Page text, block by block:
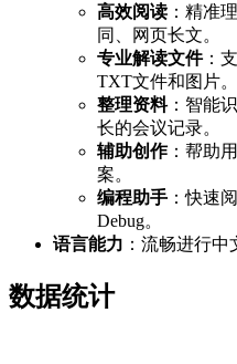
高效阅读 ：精准
同、网页长文。
专业解读文件：
TXT文件和图片。
整理资料：智能
长的会议记录。
辅助创作：帮助
案。
编程助手 ：快速
Debug。
语言能力 ：流畅进行中
数据统计